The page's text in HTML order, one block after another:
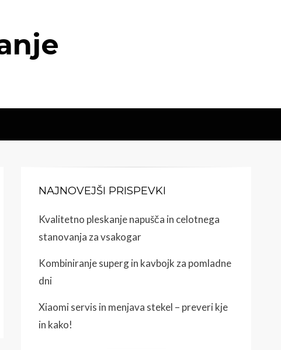
NAJNOVEJŠI PRISPEVKI
Kvalitetno pleskanje napušča in celotnega
stanovanja za vsakogar
Kombiniranje superg in kavbojk za pomladne
dni
Xiaomi servis in menjava stekel – preveri kje
in kako!